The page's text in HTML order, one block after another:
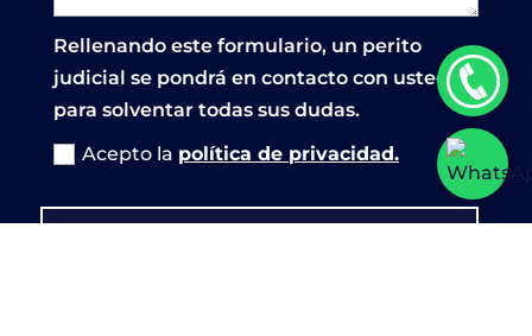
Rellenando este formulario, un perito
judicial se pondrá en contacto con usted
para solventar todas sus dudas.
Acepto la política de privacidad.